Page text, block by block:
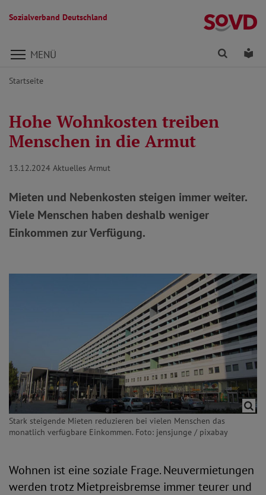
Sozialverband Deutschland
Direkt zu den Inhalten springen
MENÜ Finden
Startseite
Hohe Wohnkosten treiben
Menschen in die Armut
13.12.2024 Aktuelles Armut
Mieten und Nebenkosten steigen immer weiter.
Viele Menschen haben deshalb weniger
Einkommen zur Verfügung.
Stark steigende Mieten reduzieren bei vielen Menschen das
monatlich verfügbare Einkommen. Foto: jensjunge / pixabay
Wohnen ist eine soziale Frage. Neuvermietungen
werden trotz Mietpreisbremse immer teurer und